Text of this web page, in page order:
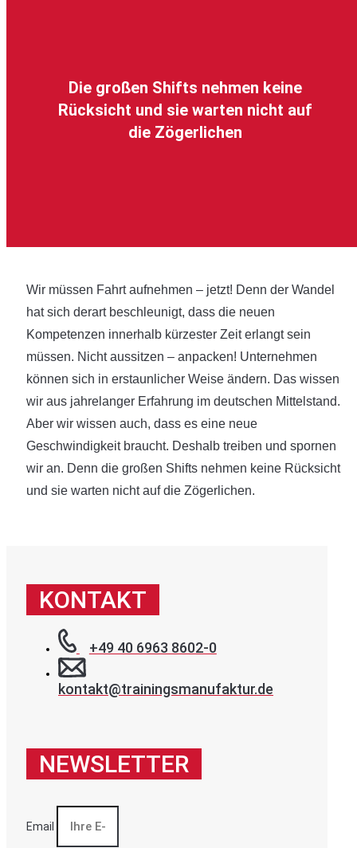
Die großen Shifts nehmen keine
Rücksicht und sie warten nicht auf
die Zögerlichen
Wir müssen Fahrt aufnehmen – jetzt! Denn der Wandel
hat sich derart beschleunigt, dass die neuen
Kompetenzen innerhalb kürzester Zeit erlangt sein
müssen. Nicht aussitzen – anpacken! Unternehmen
können sich in erstaunlicher Weise ändern. Das wissen
wir aus jahrelanger Erfahrung im deutschen Mittelstand.
Aber wir wissen auch, dass es eine neue
Geschwindigkeit braucht. Deshalb treiben und spornen
wir an. Denn die großen Shifts nehmen keine Rücksicht
und sie warten nicht auf die Zögerlichen.
KONTAKT
+49 40 6963 8602-0
kontakt@trainingsmanufaktur.de
NEWSLETTER
Email